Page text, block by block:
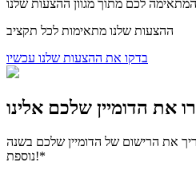
לכם מתוך מגוון ההצעות שלנו
ההצעות שלנו מתאימות לכל תקציב
בדקו את ההצעות שלנו עכשיו
את הדומיין שלכם אלינו
את הרישום של הדומיין שלכם בשנה
נוספת!*